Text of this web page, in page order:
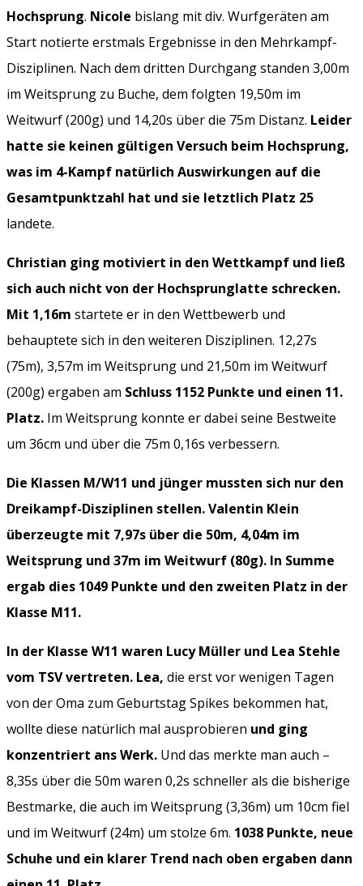
Hochsprung. Nicole bislang mit div. Wurfgeräten am
Start notierte erstmals Ergebnisse in den Mehrkampf-
Disziplinen. Nach dem dritten Durchgang standen 3,00m
im Weitsprung zu Buche, dem folgten 19,50m im
Weitwurf (200g) und 14,20s über die 75m Distanz. Leider
hatte sie keinen gültigen Versuch beim Hochsprung,
was im 4-Kampf natürlich Auswirkungen auf die
Gesamtpunktzahl hat und sie letztlich Platz 25
landete.
Christian ging motiviert in den Wettkampf und ließ
sich auch nicht von der Hochsprunglatte schrecken.
Mit 1,16m startete er in den Wettbewerb und
behauptete sich in den weiteren Disziplinen. 12,27s
(75m), 3,57m im Weitsprung und 21,50m im Weitwurf
(200g) ergaben am Schluss 1152 Punkte und einen 11.
Platz. Im Weitsprung konnte er dabei seine Bestweite
um 36cm und über die 75m 0,16s verbessern.
Die Klassen M/W11 und jünger mussten sich nur den
Dreikampf-Disziplinen stellen. Valentin Klein
überzeugte mit 7,97s über die 50m, 4,04m im
Weitsprung und 37m im Weitwurf (80g). In Summe
ergab dies 1049 Punkte und den zweiten Platz in der
Klasse M11.
In der Klasse W11 waren Lucy Müller und Lea Stehle
vom TSV vertreten. Lea, die erst vor wenigen Tagen
von der Oma zum Geburtstag Spikes bekommen hat,
wollte diese natürlich mal ausprobieren und ging
konzentriert ans Werk. Und das merkte man auch –
8,35s über die 50m waren 0,2s schneller als die bisherige
Bestmarke, die auch im Weitsprung (3,36m) um 10cm fiel
und im Weitwurf (24m) um stolze 6m. 1038 Punkte, neue
Schuhe und ein klarer Trend nach oben ergaben dann